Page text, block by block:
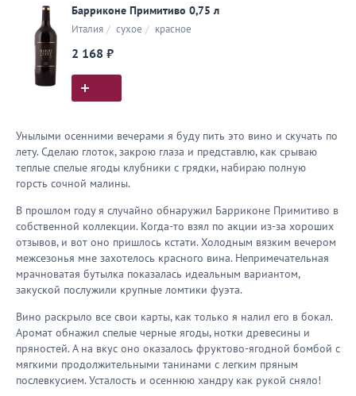
Барриконе Примитиво 0,75 л
Италия / сухое / красное
2 168 ₽
Унылыми осенними вечерами я буду пить это вино и скучать по
лету. Сделаю глоток, закрою глаза и представлю, как срываю
теплые спелые ягоды клубники с грядки, набираю полную
горсть сочной малины.
В прошлом году я случайно обнаружил Барриконе Примитиво в
собственной коллекции. Когда-то взял по акции из-за хороших
отзывов, и вот оно пришлось кстати. Холодным вязким вечером
межсезонья мне захотелось красного вина. Непримечательная
мрачноватая бутылка показалась идеальным вариантом,
закуской послужили крупные ломтики фуэта.
Вино раскрыло все свои карты, как только я налил его в бокал.
Аромат обнажил спелые черные ягоды, нотки древесины и
пряностей. А на вкус оно оказалось фруктово-ягодной бомбой с
мягкими продолжительными танинами с легким пряным
послевкусием. Усталость и осеннюю хандру как рукой сняло!